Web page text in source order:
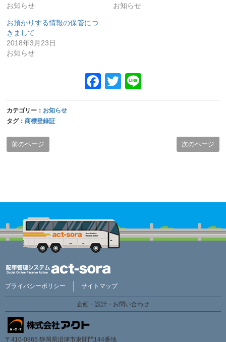
お知らせ
お知らせ
お預かりする情報の保管につ
きまして
2018年3月23日
お知らせ
Facebook
Twitter
カテゴリー： お知らせ
タグ：商標登録証
前のページ 次のページ
プライバシーポリシー サイトマップ
企画・設計・お問い合わせ
〒410-0865 静岡県沼津市東間門144番地